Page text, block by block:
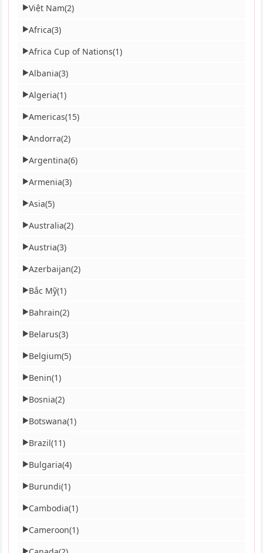
▶Việt Nam(2)
▶Africa(3)
▶Africa Cup of Nations(1)
▶Albania(3)
▶Algeria(1)
▶Americas(15)
▶Andorra(2)
▶Argentina(6)
▶Armenia(3)
▶Asia(5)
▶Australia(2)
▶Austria(3)
▶Azerbaijan(2)
▶Bắc Mỹ(1)
▶Bahrain(2)
▶Belarus(3)
▶Belgium(5)
▶Benin(1)
▶Bosnia(2)
▶Botswana(1)
▶Brazil(11)
▶Bulgaria(4)
▶Burundi(1)
▶Cambodia(1)
▶Cameroon(1)